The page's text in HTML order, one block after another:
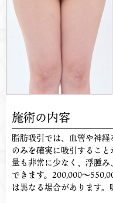
施術の内容
脂肪吸引では、血管や神
のみを確実に吸引するこ
量も非常に少なく、浮腫
できます。200,000〜
は異なる場合があります。